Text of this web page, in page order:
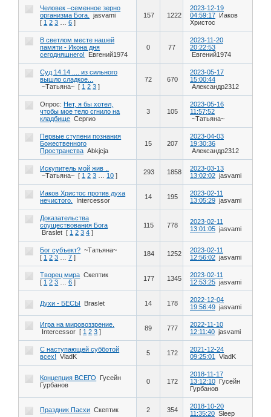
Человек –семенное зерно
организма Бога.
jasvami
[ 1 2 3 6 ]
157 1222
2023-12-19
04:59:17
Иаков
Христос
В светлом месте нашей
памяти - Икона дня
сегодняшнего!
Евгений1974
0 77
2023-11-20
20:22:53
Евгений1974
Суд 14.14 .... из сильного
вышло сладкое...
~Татьяна~ [ 1 2 3 ]
72 670
2023-05-17
15:00:44
Александр2312
Опрос: Нет, я бы хотел,
чтобы мое тело сгнило на
кладбище Сергио
3 105
2023-05-16
11:57:52
~Татьяна~
Первые ступени познания
Божественного
Пространства Abkjcja
15 207
2023-04-03
19:30:36
Александр2312
Искупитель мой жив ..
~Татьяна~ [ 1 2 3 10 ] 293 1858
2023-03-13
13:02:02 jasvami
Иаков Христос против духа
нечистого.
Intercessor 14 195
2023-02-11
13:05:29 jasvami
Доказательства
соуществования Бога
Braslet [ 1 2 3 4 ]
115 778
2023-02-11
13:01:05 jasvami
Бог субъект? ~Татьяна~
[ 1 2 3 7 ] 184 1252
2023-02-11
12:56:02 jasvami
Творец мира Скептик
[ 1 2 3 6 ] 177 1345
2023-02-11
12:53:25 jasvami
Духи - БЕСЫ Braslet 14 178
2022-12-04
19:56:49 jasvami
Игра на мировоззрение.
Intercessor [ 1 2 3 ] 89 777
2022-11-10
12:11:40 jasvami
С наступающей субботой
всех!
VladK 5 172
2021-12-24
09:25:01
VladK
Концепция ВСЕГО
Гусейн
Гурбанов
0 172
2018-11-17
13:12:10
Гусейн
Гурбанов
Праздник Пасхи Скептик 2 354
2018-10-20
11:35:20 Sleep